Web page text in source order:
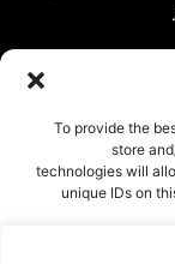
To provide the
store
technologies will
unique IDs on
office@luxury-